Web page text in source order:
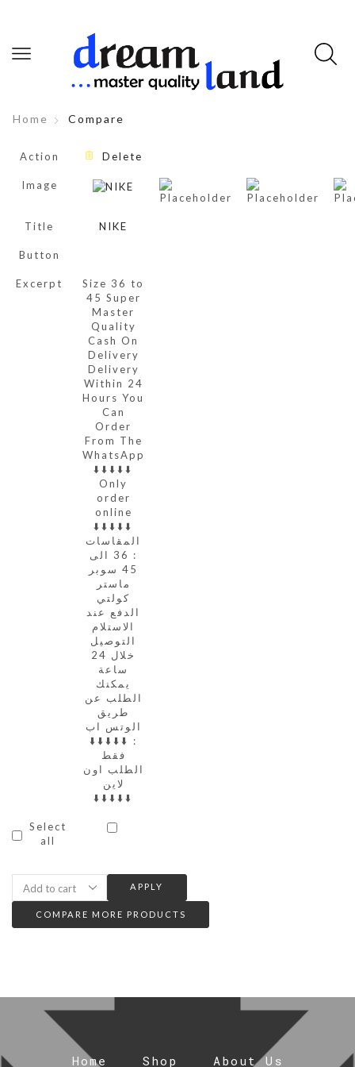
Home Compare
Action Delete
Image
Title NIKE
Button
Excerpt
Size 36 to
45 Super
Master
Quality
Cash On
Delivery
Delivery
Within 24
Hours You
Can
Order
From The
WhatsApp
⬇️⬇️⬇️⬇️⬇️
Only
order
online
⬇️⬇️⬇️⬇️⬇️
المقاسات
: 36 الى
45 سوبر
ماستر
كولتي
الدفع عند
الاستلام
التوصيل
خلال 24
ساعة
يمكنك
الطلب عن
طريق
الوتس اب
: ⬇️⬇️⬇️⬇️⬇️
فقط
الطلب اون
لاين
⬇️⬇️⬇️⬇️⬇️
Select
all
APPLY
COMPARE MORE PRODUCTS
Home Shop About Us